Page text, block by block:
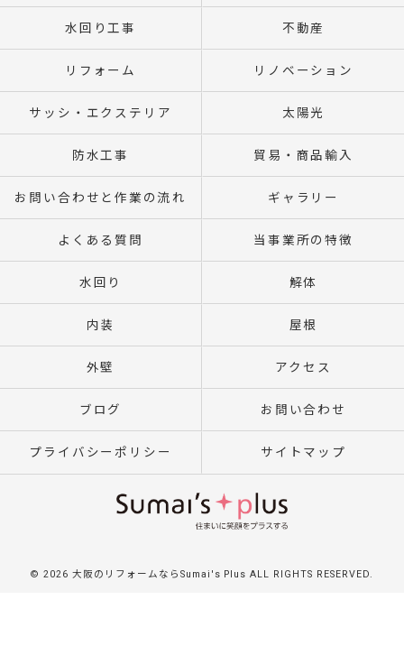
水回り工事 不動産
リフォーム リノベーション
サッシ・エクステリア 太陽光
防水工事 貿易・商品輸入
お問い合わせと作業の流れ ギャラリー
よくある質問 当事業所の特徴
水回り 解体
内装 屋根
外壁 アクセス
ブログ お問い合わせ
プライバシーポリシー サイトマップ
© 2026 大阪のリフォームならSumai's Plus ALL RIGHTS RESERVED.